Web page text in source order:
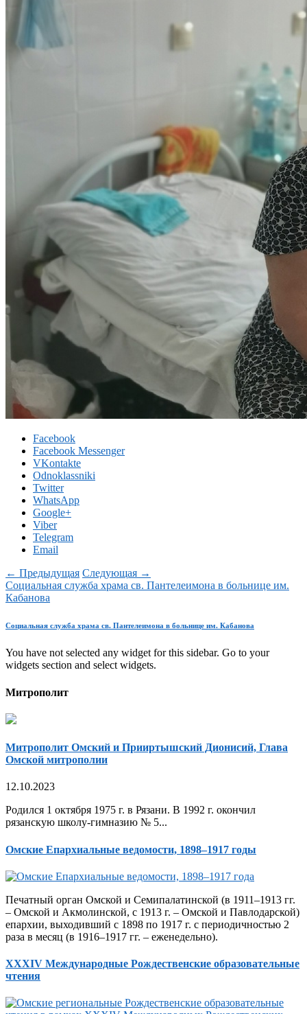
Facebook
Facebook Messenger
VKontakte
Odnoklassniki
Twitter
WhatsApp
Google+
Viber
Telegram
Email
← Предыдущая Следующая →
Социальная служба храма св. Пантелеимона в больнице им.
Кабанова
Социальная служба храма св. Пантелеимона в больнице им. Кабанова
You have not selected any widget for this sidebar. Go to your
widgets section and select widgets.
Митрополит
Митрополит Омский и Прииртышский Дионисий, Глава
Омской митрополии
12.10.2023
Родился 1 октября 1975 г. в Рязани. В 1992 г. окончил
рязанскую школу-гимназию № 5...
Омские Епархиальные ведомости, 1898–1917 годы
Печатный орган Омской и Семипалатинской (в 1911–1913 гг.
– Омской и Акмолинской, с 1913 г. – Омской и Павлодарской)
епархии, выходивший с 1898 по 1917 г. с периодичностью 2
раза в месяц (в 1916–1917 гг. – еженедельно).
XXXIV Международные Рождественские образовательные
чтения